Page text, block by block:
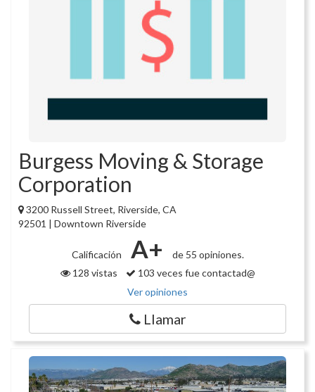
Burgess Moving & Storage
Corporation
3200 Russell Street, Riverside, CA
92501 | Downtown Riverside
Calificación A+
de 55 opiniones.
128 vistas
103 veces fue contactad@
Ver opiniones
Llamar